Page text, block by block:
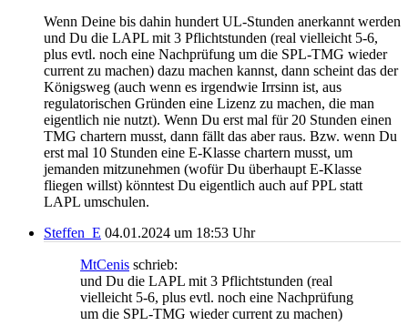
Wenn Deine bis dahin hundert UL-Stunden anerkannt werden
und Du die LAPL mit 3 Pflichtstunden (real vielleicht 5-6,
plus evtl. noch eine Nachprüfung um die SPL-TMG wieder
current zu machen) dazu machen kannst, dann scheint das der
Königsweg (auch wenn es irgendwie Irrsinn ist, aus
regulatorischen Gründen eine Lizenz zu machen, die man
eigentlich nie nutzt). Wenn Du erst mal für 20 Stunden einen
TMG chartern musst, dann fällt das aber raus. Bzw. wenn Du
erst mal 10 Stunden eine E-Klasse chartern musst, um
jemanden mitzunehmen (wofür Du überhaupt E-Klasse
fliegen willst) könntest Du eigentlich auch auf PPL statt
LAPL umschulen.
Steffen_E 04.01.2024 um 18:53 Uhr
MtCenis schrieb:
und Du die LAPL mit 3 Pflichtstunden (real
vielleicht 5-6, plus evtl. noch eine Nachprüfung
um die SPL-TMG wieder current zu machen)